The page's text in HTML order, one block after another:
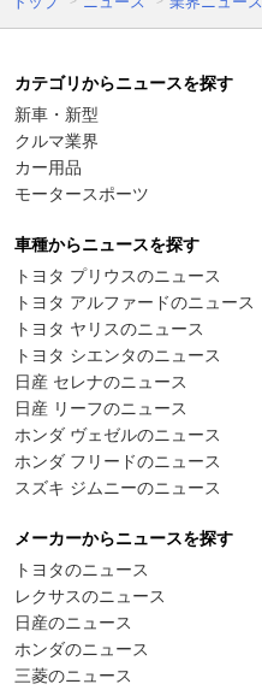
カテゴリからニュースを探す
新車・新型
クルマ業界
カー用品
モータースポーツ
車種からニュースを探す
トヨタ プリウスのニュース
トヨタ アルファードのニュース
トヨタ ヤリスのニュース
トヨタ シエンタのニュース
日産 セレナのニュース
日産 リーフのニュース
ホンダ ヴェゼルのニュース
ホンダ フリードのニュース
スズキ ジムニーのニュース
メーカーからニュースを探す
トヨタのニュース
レクサスのニュース
日産のニュース
ホンダのニュース
三菱のニュース